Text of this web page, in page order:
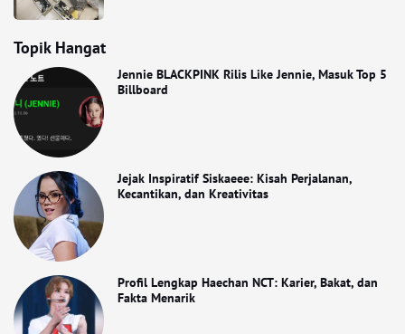
Topik Hangat
Jennie BLACKPINK Rilis Like Jennie, Masuk Top 5
Billboard
Jejak Inspiratif Siskaeee: Kisah Perjalanan,
Kecantikan, dan Kreativitas
Profil Lengkap Haechan NCT: Karier, Bakat, dan
Fakta Menarik